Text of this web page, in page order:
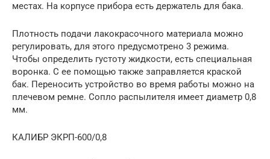
местах. На корпусе прибора есть держатель для бака.
Плотность подачи лакокрасочного материала можно
регулировать, для этого предусмотрено 3 режима.
Чтобы определить густоту жидкости, есть специальная
воронка. С ее помощью также заправляется краской
бак. Переносить устройство во время работы можно на
плечевом ремне. Сопло распылителя имеет диаметр 0,8
мм.
КАЛИБР ЭКРП-600/0,8